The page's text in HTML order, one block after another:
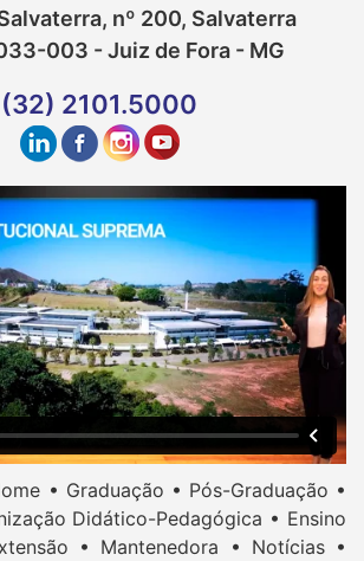
nº 200, Salvaterra
003 - Juiz de Fora - MG
(32) 2101.5000
• Graduação • Pós-Graduação •
Didático-Pedagógica • Ensino
• Mantenedora • Notícias •